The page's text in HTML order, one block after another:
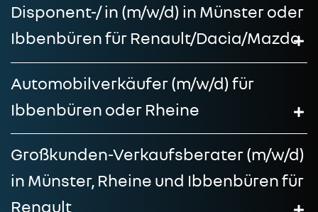
Disponent-/ in (m/w/d) in Münster oder
Ibbenbüren für Renault/Dacia/Mazda
Automobilverkäufer (m/w/d) für
Ibbenbüren oder Rheine
Großkunden-Verkaufsberater (m/w/d)
in Münster, Rheine und Ibbenbüren für
Renault